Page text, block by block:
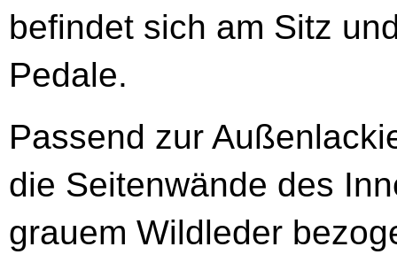
befindet sich am Sitz
Pedale.
Passend zur
die Seitenwände des
grauem Wildleder